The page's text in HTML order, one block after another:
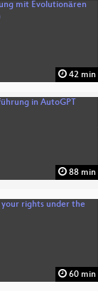
42 min
88 min
60 min